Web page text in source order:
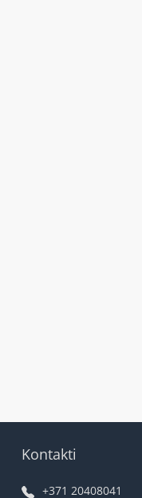
Kontakti
+371 20408041